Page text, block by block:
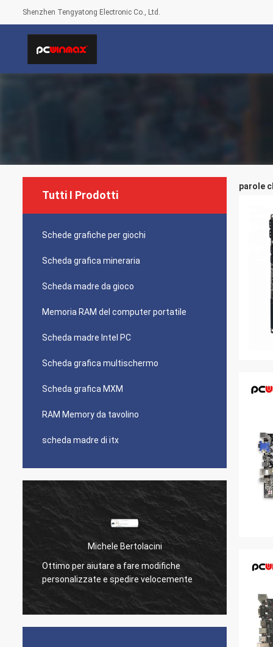
Shenzhen Tengyatong Electronic Co., Ltd.
Tutti I Prodotti
Schede grafiche per giochi
Scheda grafica mineraria
Scheda madre da gioco
Memoria RAM del computer portatile
Scheda madre Intel PC
Scheda grafica multischermo
Scheda grafica MXM
RAM Memory da tavolino
scheda madre di itx
Michele Bertolacini
Ottimo per aiutare a fare modifiche
personalizzate e spedire velocemente
parole